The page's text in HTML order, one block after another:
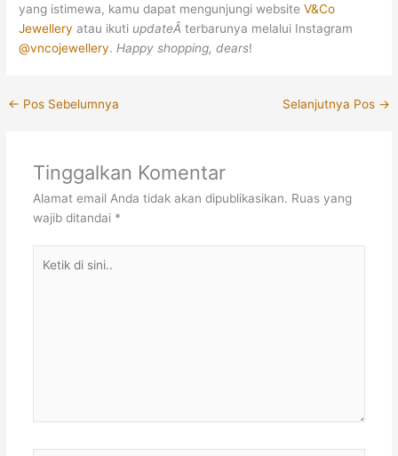
yang istimewa, kamu dapat mengunjungi websiteV&Co
Jewellery atau ikuti updateÂterbarunya melalui Instagram
@vncojewellery. Happy shopping, dears!
← Pos Sebelumnya Selanjutnya Pos →
Tinggalkan Komentar
Alamat email Anda tidak akan dipublikasikan. Ruas yang
wajib ditandai *